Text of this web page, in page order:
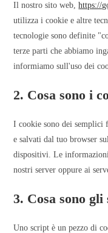
Il nostro sito web,https://
utilizza i cookie e altre
tecnologie sono definite
terze parti che abbiamo
informiamo sull'uso dei
2. Cosa sono i
I cookie sono dei semplici
e salvati dal tuo browser
dispositivi. Le
nostri server oppure ai
3. Cosa sono
Uno script è un pezzo di